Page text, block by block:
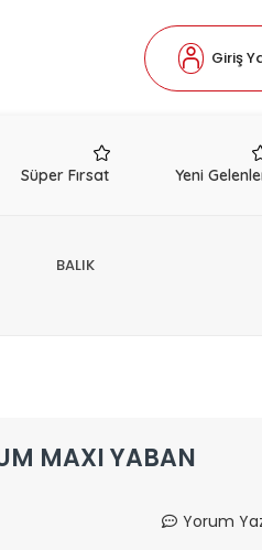
Giriş
Süper Fırsat Yeni
BALIK
MAXI YABAN
Yorum